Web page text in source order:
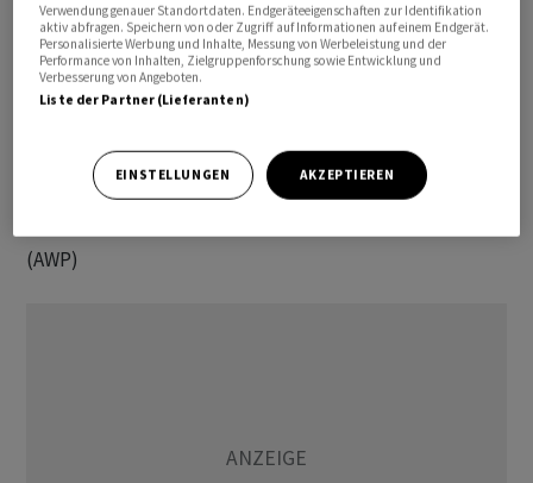
weiteren Informationen zur Tagesordnung und zu den
Einzelheiten dieses Treffens gegeben werden.
Eine formelle Unterzeichnung durch US-Vizepräsident
Mohammad Bagher Ghalibaf war ursprünglich für Ende
der Woche auf dem Bürgenstock vorgesehen.
(AWP)
Verwendung genauer Standortdaten. Endgeräteeigenschaften zur Identifikation
aktiv abfragen. Speichern von oder Zugriff auf Informationen auf einem Endgerät.
Personalisierte Werbung und Inhalte, Messung von Werbeleistung und der
Performance von Inhalten, Zielgruppenforschung sowie Entwicklung und
Verbesserung von Angeboten.
Liste der Partner (Lieferanten)
EINSTELLUNGEN AKZEPTIEREN